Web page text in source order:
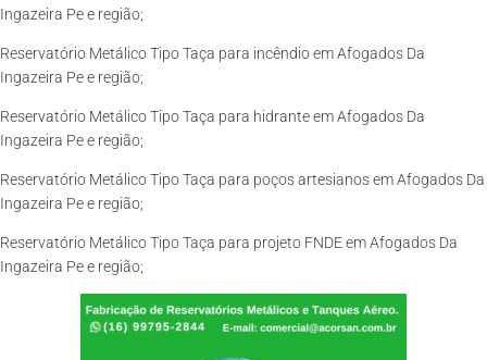
Ingazeira Pe e região;
Reservatório Metálico Tipo Taça para incêndio em Afogados Da
Ingazeira Pe e região;
Reservatório Metálico Tipo Taça para hidrante em Afogados Da
Ingazeira Pe e região;
Reservatório Metálico Tipo Taça para poços artesianos em Afogados Da
Ingazeira Pe e região;
Reservatório Metálico Tipo Taça para projeto FNDE em Afogados Da
Ingazeira Pe e região;